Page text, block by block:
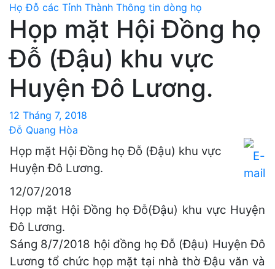
Họ Đỗ các Tỉnh Thành Thông tin dòng họ
Họp mặt Hội Đồng họ
Đỗ (Đậu) khu vực
Huyện Đô Lương.
12 Tháng 7, 2018
Đỗ Quang Hòa
Họp mặt Hội Đồng họ Đỗ (Đậu) khu vực
Huyện Đô Lương.
12/07/2018
Họp mặt Hội Đồng họ Đỗ(Đậu) khu vực Huyện
Đô Lương.
Sáng 8/7/2018 hội đồng họ Đỗ (Đậu) Huyện Đô
Lương tổ chức họp mặt tại nhà thờ Đậu văn và